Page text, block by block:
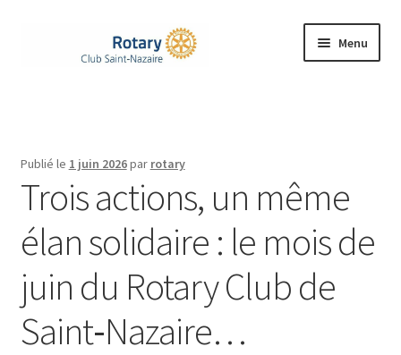
Menu
Notre Club
menu
enfant
Nos Actions
Rejoignez-nous
Contacts
Publié le 1 juin 2026par rotary
Trois actions, un même
élan solidaire : le mois de
juin du Rotary Club de
Saint‑Nazaire…